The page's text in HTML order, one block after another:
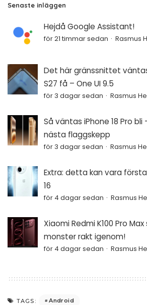
Senaste inläggen
Hejdå Google Assistant!
för 21 timmar sedan Rasmus
Det här gränssnittet
S27 få – One UI 9.5
för 3 dagar sedan Rasmus
Så väntas iPhone 18 Pro
nästa flaggskepp
för 3 dagar sedan Rasmus
Extra: detta kan vara
16
för 4 dagar sedan Rasmus
Xiaomi Redmi K100 Pro
monster rakt igenom!
för 4 dagar sedan Rasmus
TAGS: Android